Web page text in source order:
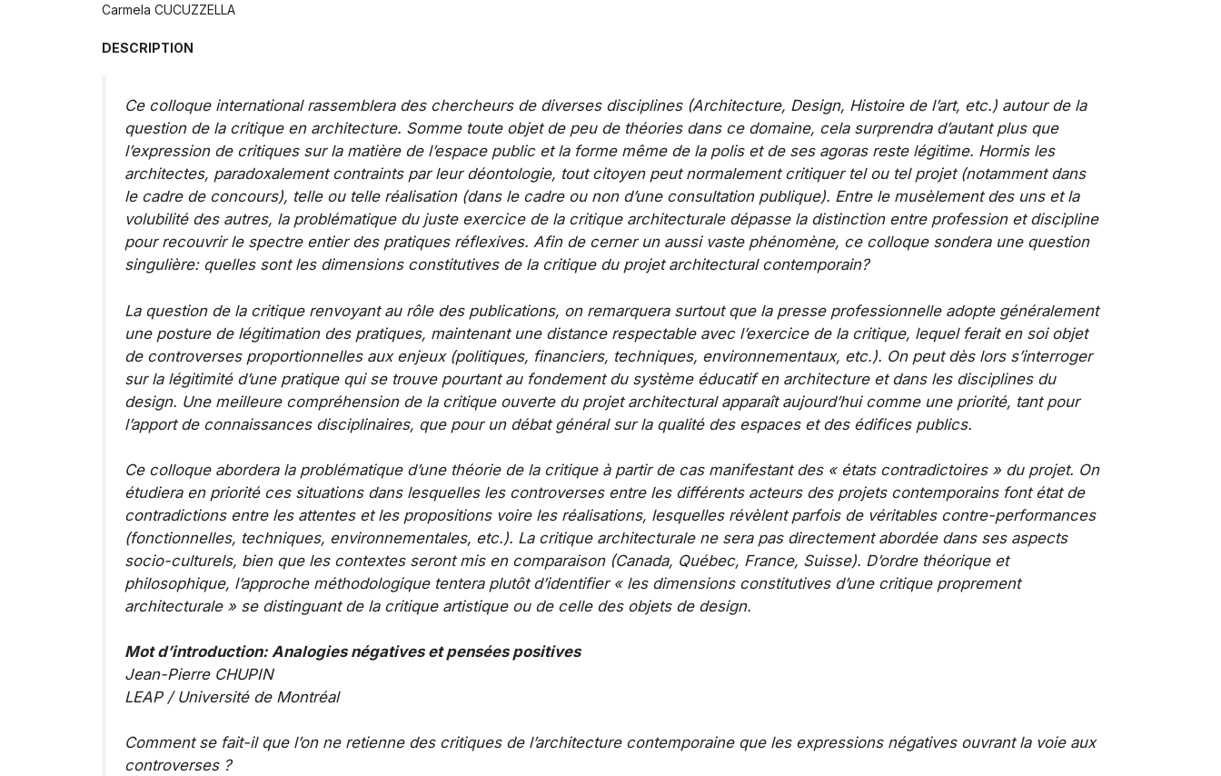
Carmela CUCUZZELLA
DESCRIPTION
Ce colloque international rassemblera des chercheurs de diverses disciplines (Architecture, Design, Histoire de l’art, etc.) autour de la
question de la critique en architecture. Somme toute objet de peu de théories dans ce domaine, cela surprendra d’autant plus que
l’expression de critiques sur la matière de l’espace public et la forme même de la polis et de ses agoras reste légitime. Hormis les
architectes, paradoxalement contraints par leur déontologie, tout citoyen peut normalement critiquer tel ou tel projet (notamment dans
le cadre de concours), telle ou telle réalisation (dans le cadre ou non d’une consultation publique). Entre le musèlement des uns et la
volubilité des autres, la problématique du juste exercice de la critique architecturale dépasse la distinction entre profession et discipline
pour recouvrir le spectre entier des pratiques réflexives. Afin de cerner un aussi vaste phénomène, ce colloque sondera une question
singulière: quelles sont les dimensions constitutives de la critique du projet architectural contemporain?
La question de la critique renvoyant au rôle des publications, on remarquera surtout que la presse professionnelle adopte généralement
une posture de légitimation des pratiques, maintenant une distance respectable avec l’exercice de la critique, lequel ferait en soi objet
de controverses proportionnelles aux enjeux (politiques, financiers, techniques, environnementaux, etc.). On peut dès lors s’interroger
sur la légitimité d’une pratique qui se trouve pourtant au fondement du système éducatif en architecture et dans les disciplines du
design. Une meilleure compréhension de la critique ouverte du projet architectural apparaît aujourd’hui comme une priorité, tant pour
l’apport de connaissances disciplinaires, que pour un débat général sur la qualité des espaces et des édifices publics.
Ce colloque abordera la problématique d’une théorie de la critique à partir de cas manifestant des « états contradictoires » du projet. On
étudiera en priorité ces situations dans lesquelles les controverses entre les différents acteurs des projets contemporains font état de
contradictions entre les attentes et les propositions voire les réalisations, lesquelles révèlent parfois de véritables contre-performances
(fonctionnelles, techniques, environnementales, etc.). La critique architecturale ne sera pas directement abordée dans ses aspects
socio-culturels, bien que les contextes seront mis en comparaison (Canada, Québec, France, Suisse). D’ordre théorique et
philosophique, l’approche méthodologique tentera plutôt d’identifier « les dimensions constitutives d’une critique proprement
architecturale » se distinguant de la critique artistique ou de celle des objets de design.
Mot d’introduction: Analogies négatives et pensées positives
Jean-Pierre CHUPIN
LEAP / Université de Montréal
Comment se fait-il que l’on ne retienne des critiques de l’architecture contemporaine que les expressions négatives ouvrant la voie aux
controverses ?